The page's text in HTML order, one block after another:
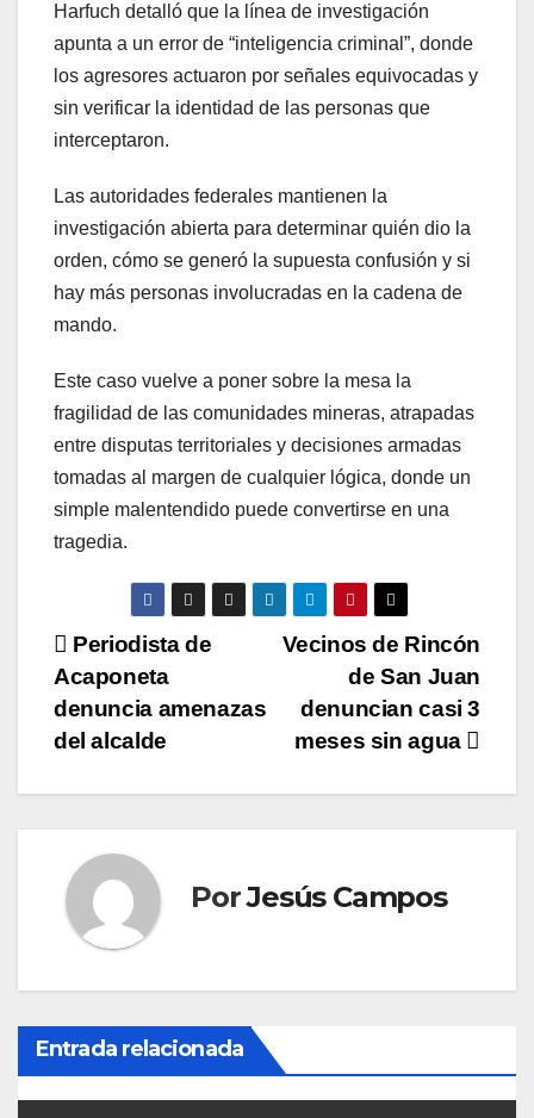
Harfuch detalló que la línea de investigación
apunta a un error de “inteligencia criminal”, donde
los agresores actuaron por señales equivocadas y
sin verificar la identidad de las personas que
interceptaron.
Las autoridades federales mantienen la
investigación abierta para determinar quién dio la
orden, cómo se generó la supuesta confusión y si
hay más personas involucradas en la cadena de
mando.
Este caso vuelve a poner sobre la mesa la
fragilidad de las comunidades mineras, atrapadas
entre disputas territoriales y decisiones armadas
tomadas al margen de cualquier lógica, donde un
simple malentendido puede convertirse en una
tragedia.
N
a
v
e
a
i
ó
n
Vecinos de Rincón
de San Juan
denuncian casi 3
meses sin agua
Periodista de
Acaponeta
denuncia amenazas
del alcalde
PorJesús Campos
Entrada relacionada